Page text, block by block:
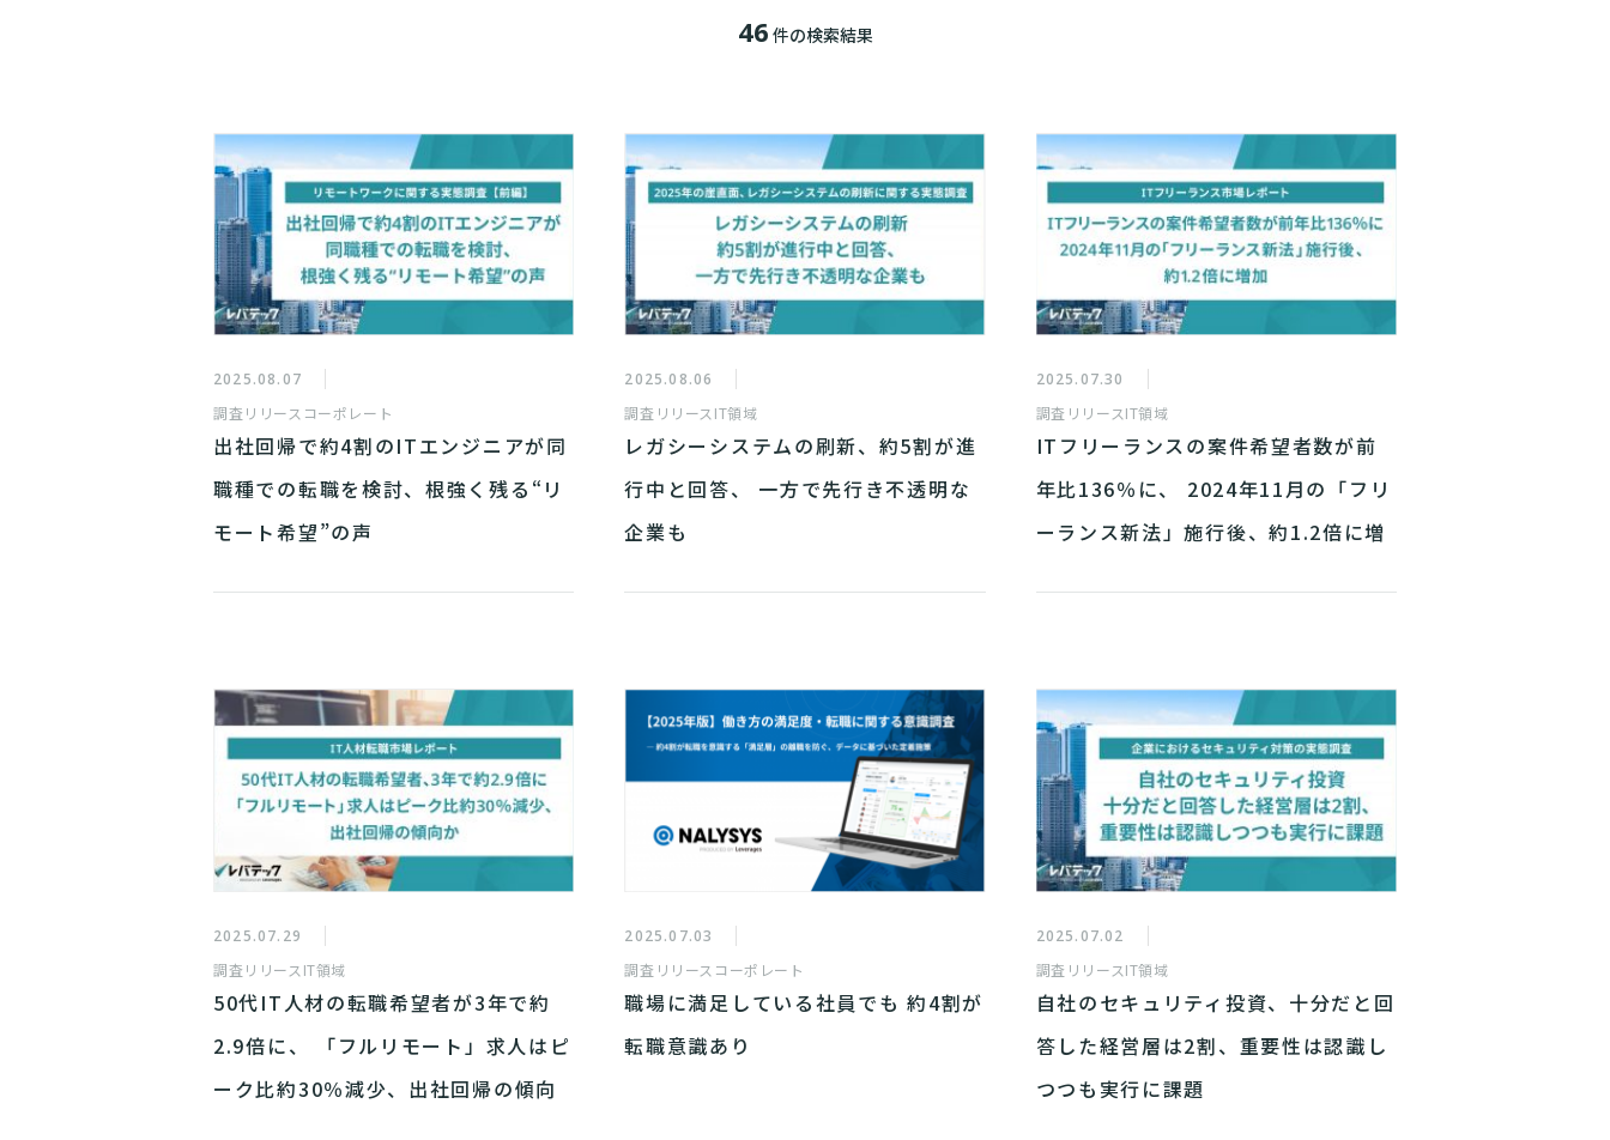
46 件の検索結果
2025.08.07
調査リリース コーポレート
出社回帰で約4割のITエンジニアが同
職種での転職を検討、根強く残る“リ
モート希望”の声
2025.08.06
調査リリースIT領域
レガシーシステムの刷新、約5割が進
行中と回答、 一方で先行き不透明な
企業も
2025.07.30
調査リリースIT領域
ITフリーランスの案件希望者数が前
年比136％に、 2024年11月の「フリ
ーランス新法」施行後、約1.2倍に増
2025.07.29
調査リリース IT領域
50代IT人材の転職希望者が3年で約
2.9倍に、 「フルリモート」求人はピ
ーク比約30％減少、出社回帰の傾向
2025.07.03
調査リリース コーポレート
職場に満足している社員でも 約4割が
転職意識あり
2025.07.02
調査リリースIT領域
自社のセキュリティ投資、十分だと回
答した経営層は2割、重要性は認識し
つつも実行に課題